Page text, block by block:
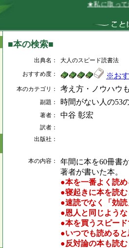
★私に取って
■本の検索■
出典名：
大人のスピード読書法
おすすめ度：
※お
本のカテゴリ： 考え方・ノウハウ
副題： 時間がない人の53
著者： 中谷 彰宏
訳者：
出版社：
本の内容：
年間に本を60冊書
著者が書いた本。
●本を一番よく読
●寝起きに本を読
●速読でなく「効
●恩人と同じよう
●本を買うスピー
●いつでも読める
●反対論の本も読む